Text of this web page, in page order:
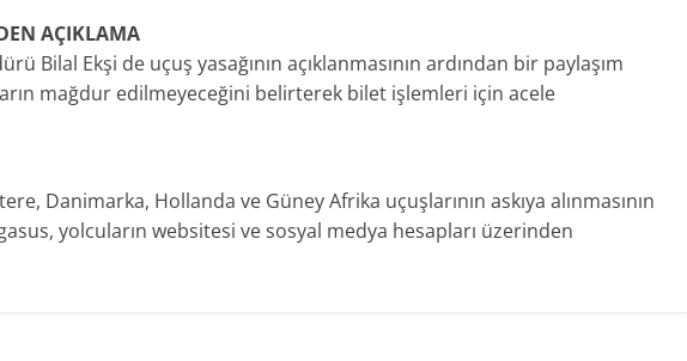
AÇIKLAMA
Bilal Ekşi de uçuş yasağının açıklanmasının ardından bir paylaşım
mağdur edilmeyeceğini belirterek bilet işlemleri için acele
Danimarka, Hollanda ve Güney Afrika uçuşlarının askıya alınmasının
yolcuların websitesi ve sosyal medya hesapları üzerinden